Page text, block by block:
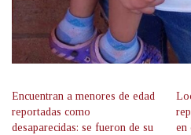
Encuentran a menores de edad
reportadas como
desaparecidas: se fueron de su
en